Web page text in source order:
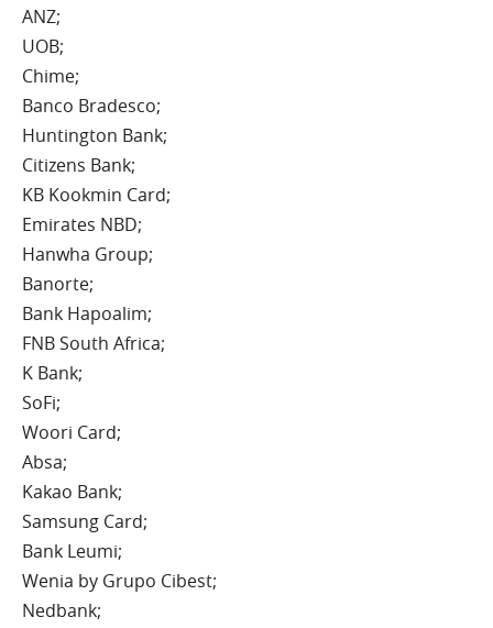
ANZ;
UOB;
Chime;
Banco Bradesco;
Huntington Bank;
Citizens Bank;
KB Kookmin Card;
Emirates NBD;
Hanwha Group;
Banorte;
Bank Hapoalim;
FNB South Africa;
K Bank;
SoFi;
Woori Card;
Absa;
Kakao Bank;
Samsung Card;
Bank Leumi;
Wenia by Grupo Cibest;
Nedbank;